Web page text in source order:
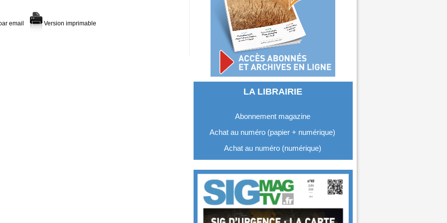
email Version imprimable
LA LIBRAIRIE
Abonnement magazine
Achat au numéro (papier + numérique)
Achat au numéro (numérique)